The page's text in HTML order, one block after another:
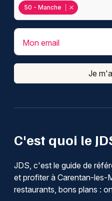
C'est quoi le
JDS, c'est le guide de
et profiter à Carentan-les-
restaurants, bons plans :
50 - Manche
Mon email
Je